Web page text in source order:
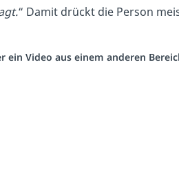
“ Damit drückt die Person
ein Video aus einem anderen